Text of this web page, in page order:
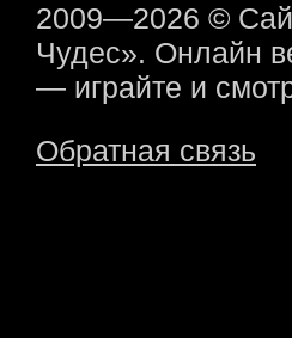
2009—2026 ©
Чудес». Онлайн
— играйте и
Обратная связь